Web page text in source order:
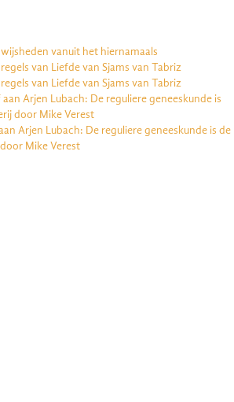
vanuit het hiernamaals
van Liefde van Sjams van Tabriz
van Liefde van Sjams van Tabriz
Arjen Lubach: De reguliere geneeskunde is
door Mike Verest
Arjen Lubach: De reguliere geneeskunde is de
Mike Verest